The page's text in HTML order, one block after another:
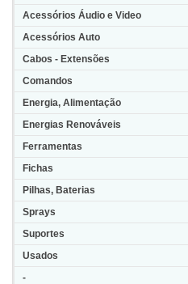
Acessórios Áudio e Video
Acessórios Auto
Cabos - Extensões
Comandos
Energia, Alimentação
Energias Renováveis
Ferramentas
Fichas
Pilhas, Baterias
Sprays
Suportes
Usados
-